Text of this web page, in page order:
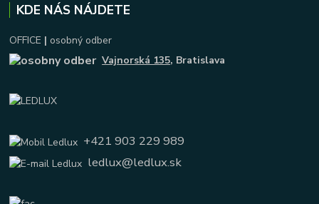
KDE NÁS NÁJDETE
OFFICE | osobný odber
Vajnorská 135, Bratislava
+421 903 229 989
ledlux@ledlux.sk